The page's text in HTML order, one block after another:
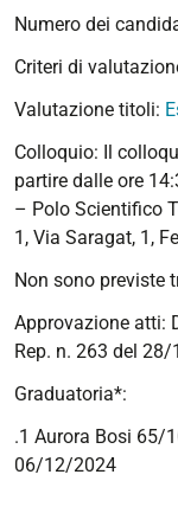
Numero dei
Criteri di
Valutazione titoli:
Colloquio: Il
partire dalle ore
– Polo Scientifico
1, Via Saragat, 1,
Non sono previste
Approvazione atti:
Rep. n. 263 del
Graduatoria*:
.1 Aurora Bosi 65/
06/12/2024